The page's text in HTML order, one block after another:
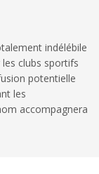
indélébile
clubs sportifs
potentielle
les
accompagnera